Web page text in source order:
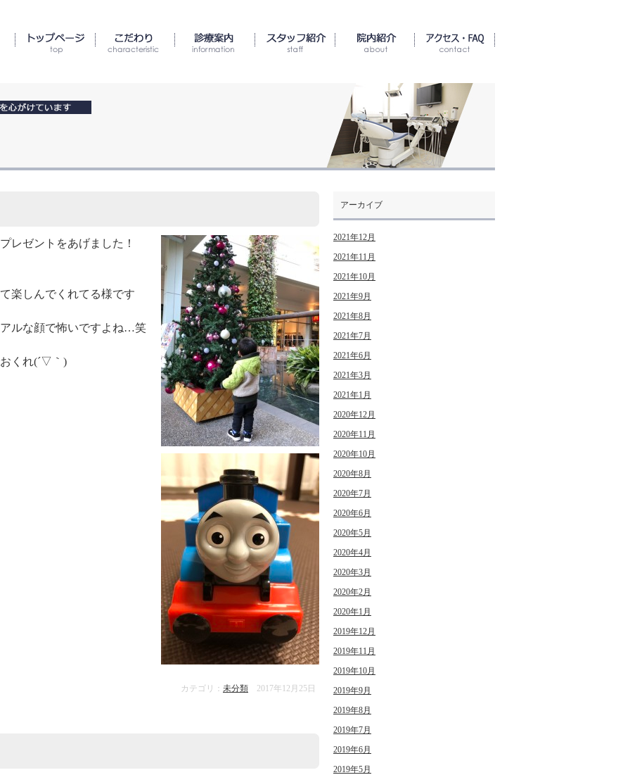
レゼントをあげました！
楽しんでくれてる様です
ルな顔で怖いですよね…笑
くれ(´▽｀)
カテゴリ： 未分類 2017年12月25日
アーカイブ
2021年12月
2021年11月
2021年10月
2021年9月
2021年8月
2021年7月
2021年6月
2021年3月
2021年1月
2020年12月
2020年11月
2020年10月
2020年8月
2020年7月
2020年6月
2020年5月
2020年4月
2020年3月
2020年2月
2020年1月
2019年12月
2019年11月
2019年10月
2019年9月
2019年8月
2019年7月
2019年6月
2019年5月